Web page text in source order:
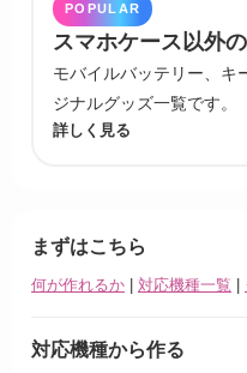
POPULAR
スマホケース以外
モバイルバッテリー、キ
ジナルグッズ一覧です。
詳しく見る
まずはこちら
何が作れるか | 対応機種一覧 |
対応機種から作る